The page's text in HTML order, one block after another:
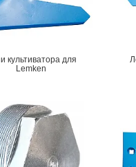
культиватора для
Lemken